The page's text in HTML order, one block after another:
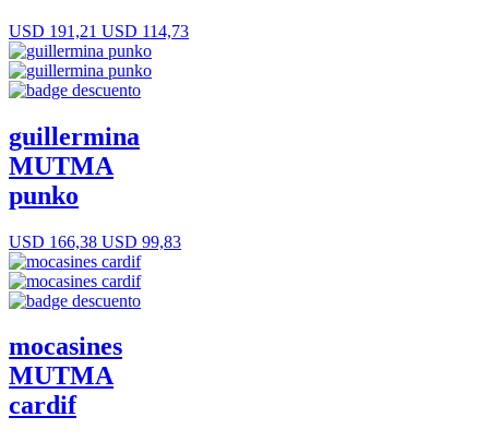
USD 191,21 USD 114,73
guillermina
MUTMA
punko
USD 166,38 USD 99,83
mocasines
MUTMA
cardif